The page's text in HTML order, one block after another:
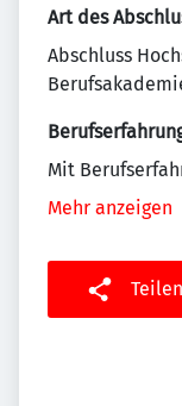
Art des
Abschluss
Mit
Mehr anzeigen
Teilen